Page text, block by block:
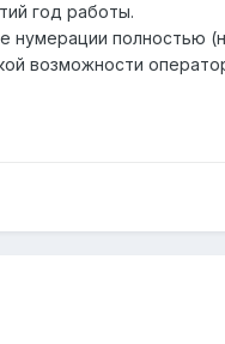
год работы.
нумерации полностью
возможности